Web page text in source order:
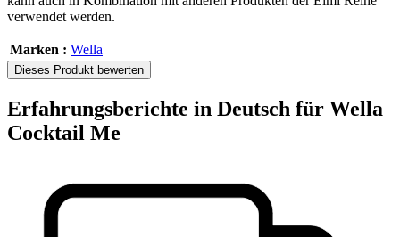
verwendet werden.
Marken : Wella
Dieses Produkt bewerten
Erfahrungsberichte in Deutsch für Wella
Cocktail Me